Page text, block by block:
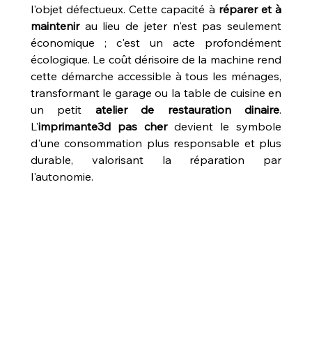
l'objet défectueux. Cette capacité à réparer et à
maintenir au lieu de jeter n'est pas seulement
économique ; c'est un acte profondément
écologique. Le coût dérisoire de la machine rend
cette démarche accessible à tous les ménages,
transformant le garage ou la table de cuisine en
un petit atelier de restauration dinaire.
L'imprimante3d pas cher devient le symbole
d'une consommation plus responsable et plus
durable, valorisant la réparation par
l'autonomie.